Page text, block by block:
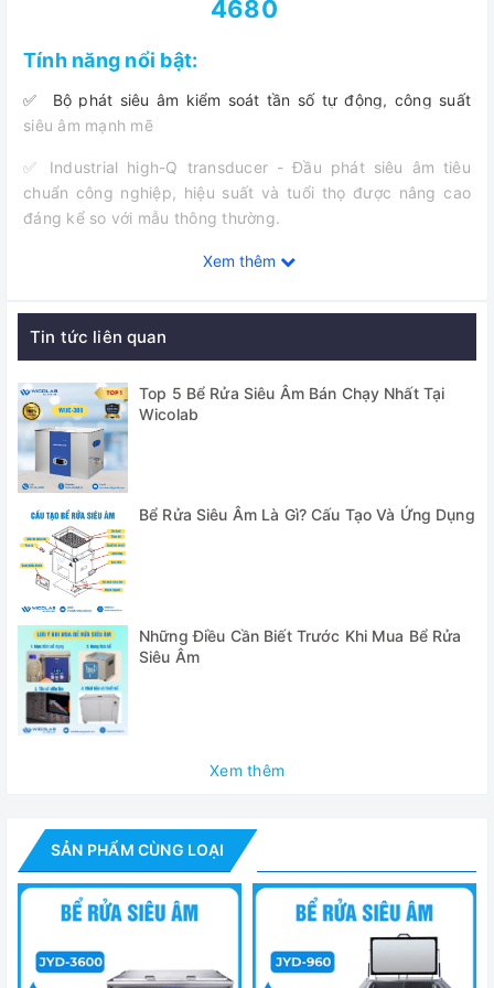
4680
Tính năng nổi bật:
✅ Bộ phát siêu âm kiểm soát tần số tự động, công suất
siêu âm mạnh mẽ
✅ Industrial high-Q transducer - Đầu phát siêu âm tiêu
chuẩn công nghiệp, hiệu suất và tuổi thọ được nâng cao
đáng kể so với mẫu thông thường.
✅ Bộ điều khiển thân thiện đễ sử dụng với các chức năng:
phút, điều chỉnh mức công suất siêu âm 0-100%...
✅ Ngoài ra khách hàng có thể lựa chọn thêm 1 số tính năng
tràn, lọc tuần hoàn...
Ứng dụng:
- Công nghiệp xử lý phun bề mặt: (làm sạch các chất đính
dầu đánh bóng, tẩy dầu mỡ và tẩy rửa, làm sạch trước khi
mạ ion, xử lý bề mặt phôi kim loại, vv... Các sản phẩm đánh
bóng thép không gỉ, dao thép không gỉ, bộ đồ ăn, dao, ổ
khóa, đồ trang trí bằng tay, làm sạch trước khi mạ...
- Công nghiệp máy móc: (làm sạch các phụ kiện: dầu cắt
gọt, hạt mài, mạt sắt, bụi, dấu vân tay). Tẩy dầu mỡ chống
Xem thêm
Tin tức liên quan
Top 5 Bể Rửa Siêu Âm Bán Chạy Nhất Tại
Wicolab
Bể Rửa Siêu Âm Là Gì? Cấu Tạo Và Ứng Dụng
Những Điều Cần Biết Trước Khi Mua Bể Rửa
Siêu Âm
Xem thêm
SẢN PHẨM CÙNG LOẠI